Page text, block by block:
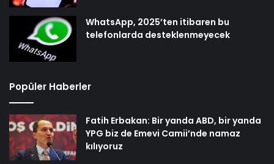
WhatsApp, 2025’ten itibaren bu
telefonlarda desteklenmeyecek
Popüler Haberler
Fatih Erbakan: Bir yanda ABD, bir yanda
YPG biz de Emevi Camii’nde namaz
kılıyoruz